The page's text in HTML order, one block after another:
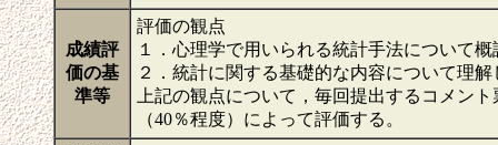
成績評
価の基
準等
評価の観点
１．心理学で用いられる統計手法について
２．統計に関する基礎的な内容について理
上記の観点について，毎回提出するコメン
（40％程度）によって評価する。